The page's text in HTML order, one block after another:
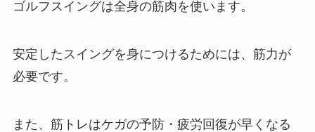
ゴルフスイングは全身の筋肉を使います。
安定したスイングを身につけるためには、筋力が
必要です。
また、筋トレはケガの予防・疲労回復が早くなる